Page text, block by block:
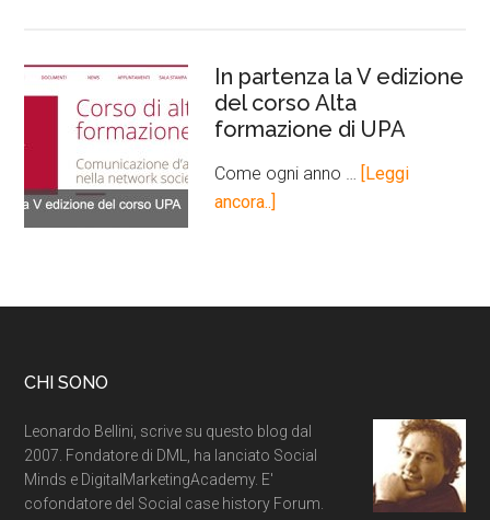
In partenza la V edizione
del corso Alta
formazione di UPA
Come ogni anno … [Leggi
ancora..]
CHI SONO
Leonardo Bellini, scrive su questo blog dal
2007. Fondatore di DML, ha lanciato Social
Minds e DigitalMarketingAcademy. E'
cofondatore del Social case history Forum.